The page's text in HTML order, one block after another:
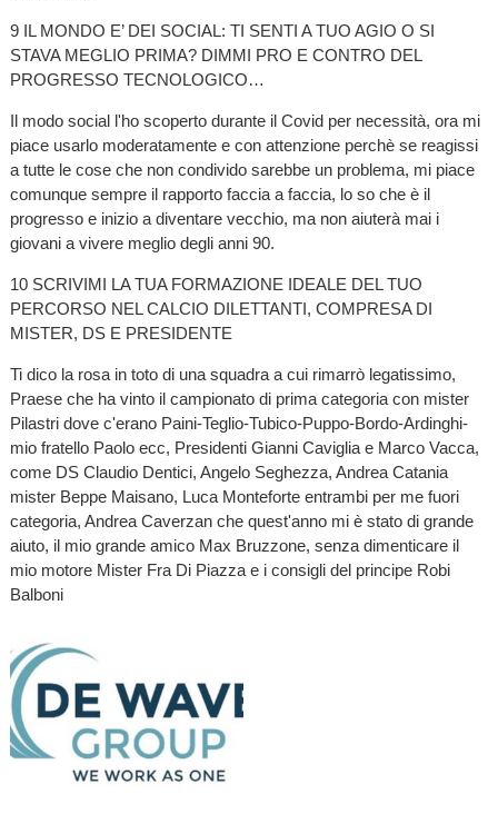
9 IL MONDO E’ DEI SOCIAL: TI SENTI A TUO AGIO O SI
STAVA MEGLIO PRIMA? DIMMI PRO E CONTRO DEL
PROGRESSO TECNOLOGICO…
Il modo social l'ho scoperto durante il Covid per necessità, ora mi
piace usarlo moderatamente e con attenzione perchè se reagissi
a tutte le cose che non condivido sarebbe un problema, mi piace
comunque sempre il rapporto faccia a faccia, lo so che è il
progresso e inizio a diventare vecchio, ma non aiuterà mai i
giovani a vivere meglio degli anni 90.
10 SCRIVIMI LA TUA FORMAZIONE IDEALE DEL TUO
PERCORSO NEL CALCIO DILETTANTI, COMPRESA DI
MISTER, DS E PRESIDENTE
Ti dico la rosa in toto di una squadra a cui rimarrò legatissimo,
Praese che ha vinto il campionato di prima categoria con mister
Pilastri dove c'erano Paini-Teglio-Tubico-Puppo-Bordo-Ardinghi-
mio fratello Paolo ecc, Presidenti Gianni Caviglia e Marco Vacca,
come DS Claudio Dentici, Angelo Seghezza, Andrea Catania
mister Beppe Maisano, Luca Monteforte entrambi per me fuori
categoria, Andrea Caverzan che quest'anno mi è stato di grande
aiuto, il mio grande amico Max Bruzzone, senza dimenticare il
mio motore Mister Fra Di Piazza e i consigli del principe Robi
Balboni